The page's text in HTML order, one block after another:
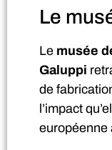
Le
Le musée
Galuppi
de
l’impact
européenne